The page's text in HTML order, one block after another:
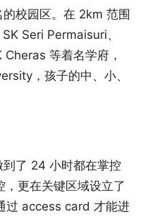
校园区。在 2km 范围
Seri Permaisuri、
等着名学府，
，孩子的中、小、
了 24 小时都在掌控
，更在关键区域设立了
过 access card 才能进